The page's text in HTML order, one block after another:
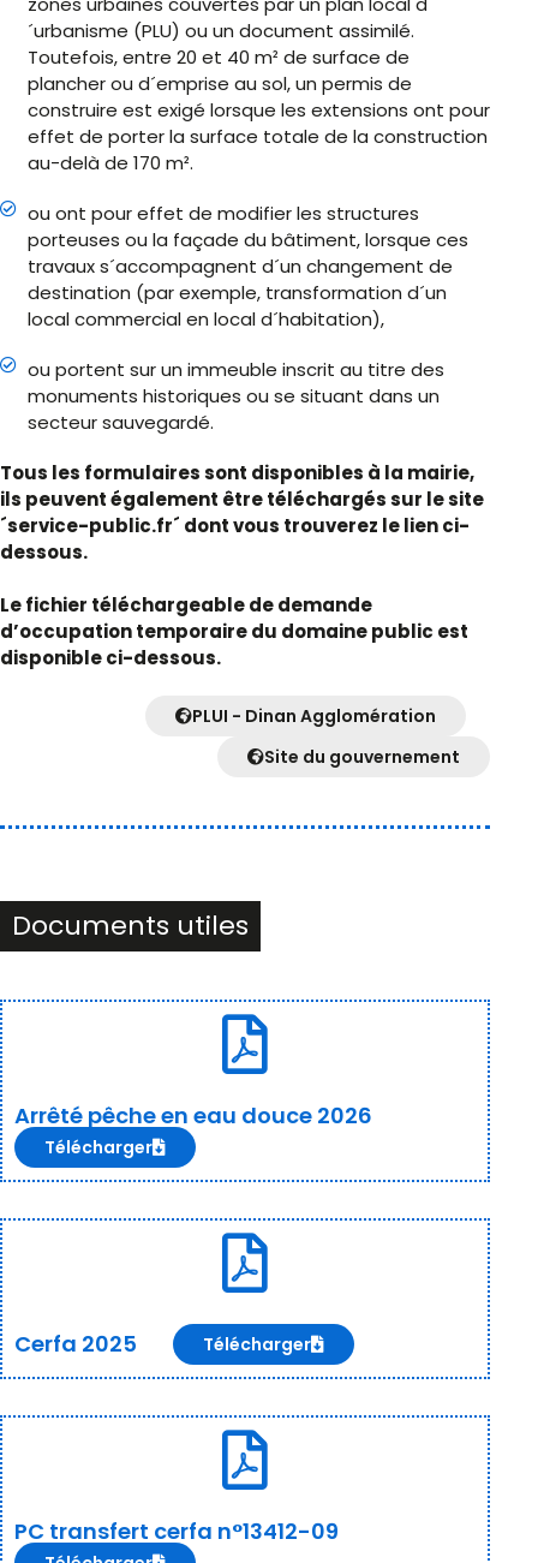
´urbanisme (PLU) ou un document assimilé.
Toutefois, entre 20 et 40 m² de surface de
plancher ou d´emprise au sol, un permis de
construire est exigé lorsque les extensions ont pour
effet de porter la surface totale de la construction
au-delà de 170 m².
ou ont pour effet de modifier les structures
porteuses ou la façade du bâtiment, lorsque ces
travaux s´accompagnent d´un changement de
destination (par exemple, transformation d´un
local commercial en local d´habitation),
ou portent sur un immeuble inscrit au titre des
monuments historiques ou se situant dans un
secteur sauvegardé.
Tous les formulaires sont disponibles à la mairie,
ils peuvent également être téléchargés sur le site
´service-public.fr´ dont vous trouverez le lien ci-
dessous.
Le fichier téléchargeable de demande
d’occupation temporaire du domaine public est
disponible ci-dessous.
PLUI - Dinan Agglomération
Site du gouvernement
Documents utiles
Arrêté pêche en eau douce 2026
Télécharger
Cerfa 2025 Télécharger
PC transfert cerfa n°13412-09